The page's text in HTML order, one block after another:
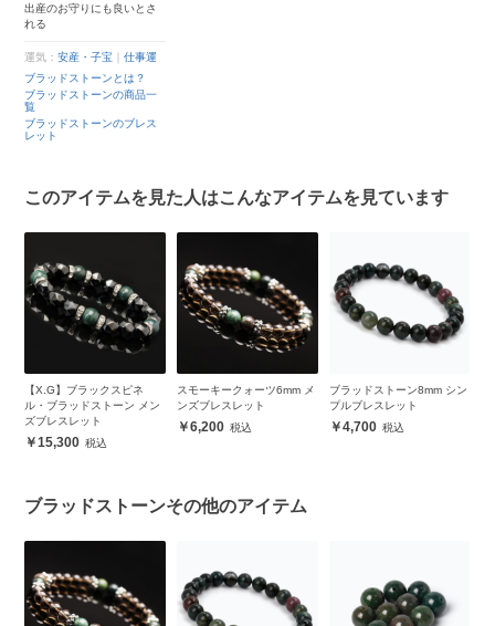
出産のお守りにも良いとさ
れる
運気：安産・子宝 ｜仕事運
ブラッドストーンとは？
ブラッドストーンの商品一
覧
ブラッドストーンのブレス
レット
このアイテムを見た人はこんなアイテムを見ています
【X.G】ブラックスピネ
ル・ブラッドストーン メン
ズブレスレット
15,300
スモーキークォーツ6mm メ
ンズブレスレット
6,200
ブラッドストーン8mm シン
プルブレスレット
4,700
ブラッドストーンその他のアイテム